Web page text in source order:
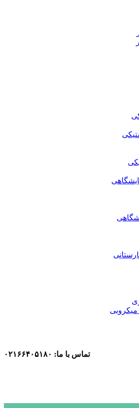
تماس با ما: ۰۲۱۶۶۴۰۵۱۸۰